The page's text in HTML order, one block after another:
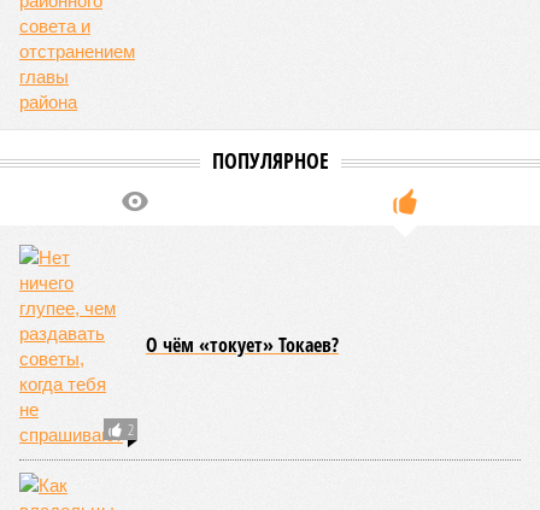
ПОПУЛЯРНОЕ
2
О чём «токует» Токаев?